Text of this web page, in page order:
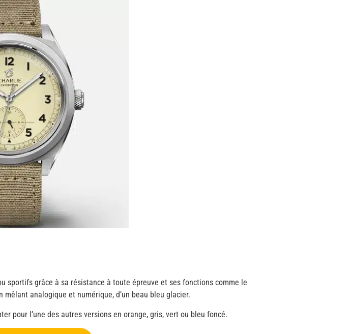
sportifs grâce à sa résistance à toute épreuve et ses fonctions comme le
analogique et numérique, d’un beau bleu glacier.
pour l’une des autres versions en orange, gris, vert ou bleu foncé.